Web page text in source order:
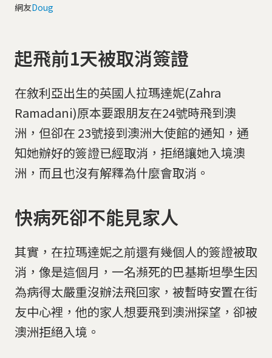
網友Doug
起飛前1天被取消簽證
在敘利亞出生的英國人拉瑪達妮(Zahra
Ramadani)原本要跟朋友在24號時飛到澳
洲，但卻在 23號接到澳洲大使館的通知，通
知她辦好的簽證已經取消，拒絕讓她入境澳
洲，而且也沒有解釋為什麼會取消。
快病死卻不能見家人
其實，在拉瑪達妮之前還有幾個人的簽證被取
消，像是這個月，一名瀕死的巴基斯坦學生因
為病得太嚴重沒辦法飛回家，被暫時安置在街
友中心裡，他的家人想要飛到澳洲探望，卻被
澳洲拒絕入境。